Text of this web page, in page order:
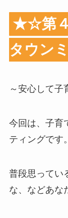
★☆第
タウン
～安心して子
今回は、子育
ティングです。
普段思ってい
な、などあな